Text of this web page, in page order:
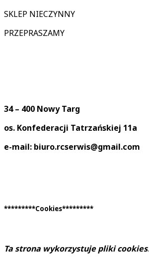
SKLEP NIECZYNNY
PRZEPRASZAMY
34 – 400 Nowy Targ
os. Konfederacji Tatrzańskiej 11a
e-mail: biuro.rcserwis@gmail.com
*********Cookies*********
Ta strona wykorzystuje pliki cookies.